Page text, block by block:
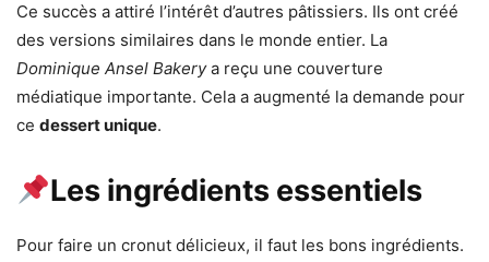
Ce succès a attiré l’intérêt d’autres pâtissiers. Ils ont créé
des versions similaires dans le monde entier. La
Dominique Ansel Bakerya reçu une couverture
médiatique importante. Cela a augmenté la demande pour
ce dessert unique.
Les ingrédients essentiels
Pour faire un cronut délicieux, il faut les bons ingrédients.